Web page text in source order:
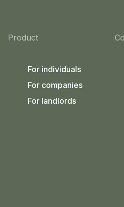
Product
For individuals
For companies
For landlords